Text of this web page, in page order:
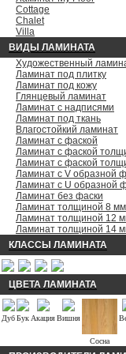
Cottage
Chalet
Villa
ВИДЫ ЛАМИНАТА
Художественный
Ламинат под плитку
Ламинат под кожу
Глянцевый ламинат
Ламинат с надписями
Ламинат под ткань
Влагостойкий ламинат
Ламинат с фаской
Ламинат с фаской
Ламинат с фаской
Ламинат с V образной
Ламинат с U образной
Ламинат без фаски
Ламинат толщиной 8 мм
Ламинат толщиной 12
Ламинат толщиной 14
КЛАССЫ ЛАМИНАТА
ЦВЕТА ЛАМИНАТА
ДубБук АкацияВишня
Сосна